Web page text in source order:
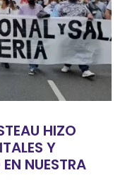
HIZO
Y
NUESTRA